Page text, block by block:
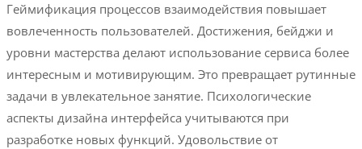
Геймификация процессов взаимодействия повышает
вовлеченность пользователей. Достижения, бейджи и
уровни мастерства делают использование сервиса более
интересным и мотивирующим. Это превращает рутинные
задачи в увлекательное занятие. Психологические
аспекты дизайна интерфейса учитываются при
разработке новых функций. Удовольствие от